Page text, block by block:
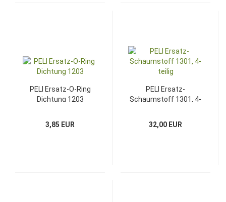
PELI Ersatz-O-Ring
Dichtung 1203
3,85 EUR
PELI Ersatz-
Schaumstoff 1301, 4-
32,00 EUR